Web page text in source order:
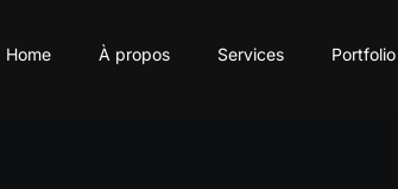
Home À propos Services Portfolio